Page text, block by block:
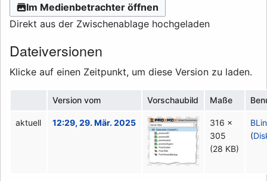
Im Medienbetrachter öffnen
Direkt aus der Zwischenablage hochgeladen
Dateiversionen
Klicke auf einen Zeitpunkt, um diese Version zu laden.
Version vom Vorschaubild Maße
aktuell 12:29, 29. Mär. 2025
316 ×
305
(28 KB)
(